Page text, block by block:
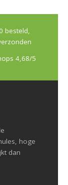
besteld,
4,68/5
hoge
dan